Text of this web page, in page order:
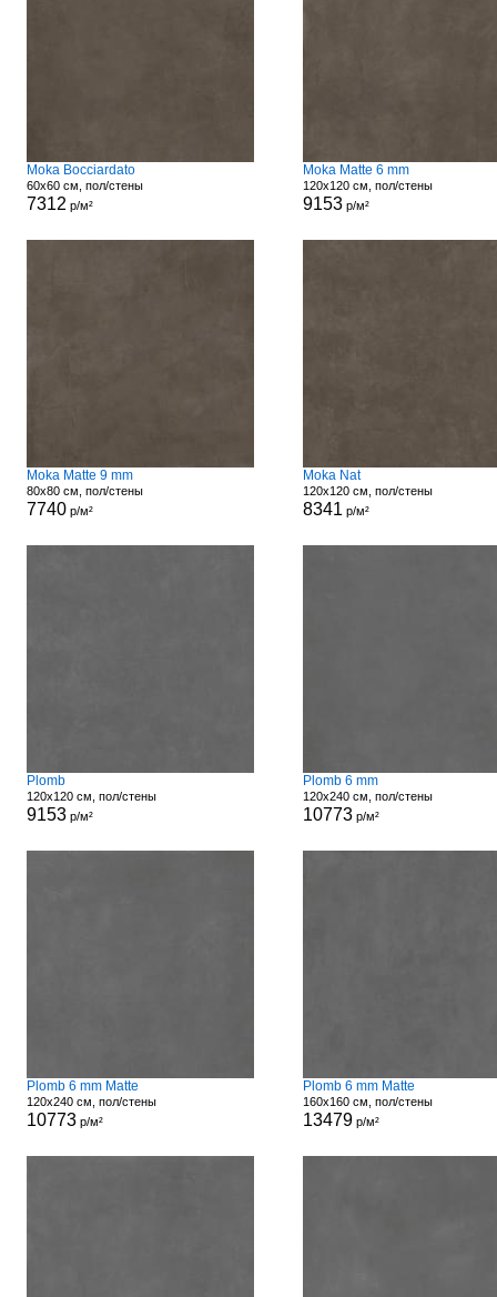
Moka Bocciardato
60x60 см, пол/стены
7312 р/м²
Moka Matte 6 mm
120x120 см, пол/стены
9153р/м²
Moka Matte 9 mm
80x80 см, пол/стены
7740р/м²
Moka Nat
120x120 см, пол/стены
8341 р/м²
Plomb
120x120 см, пол/стены
9153р/м²
Plomb 6 mm
120x240 см, пол/стены
10773р/м²
Plomb 6 mm Matte
120x240 см, пол/стены
10773р/м²
Plomb 6 mm Matte
160x160 см, пол/стены
13479р/м²